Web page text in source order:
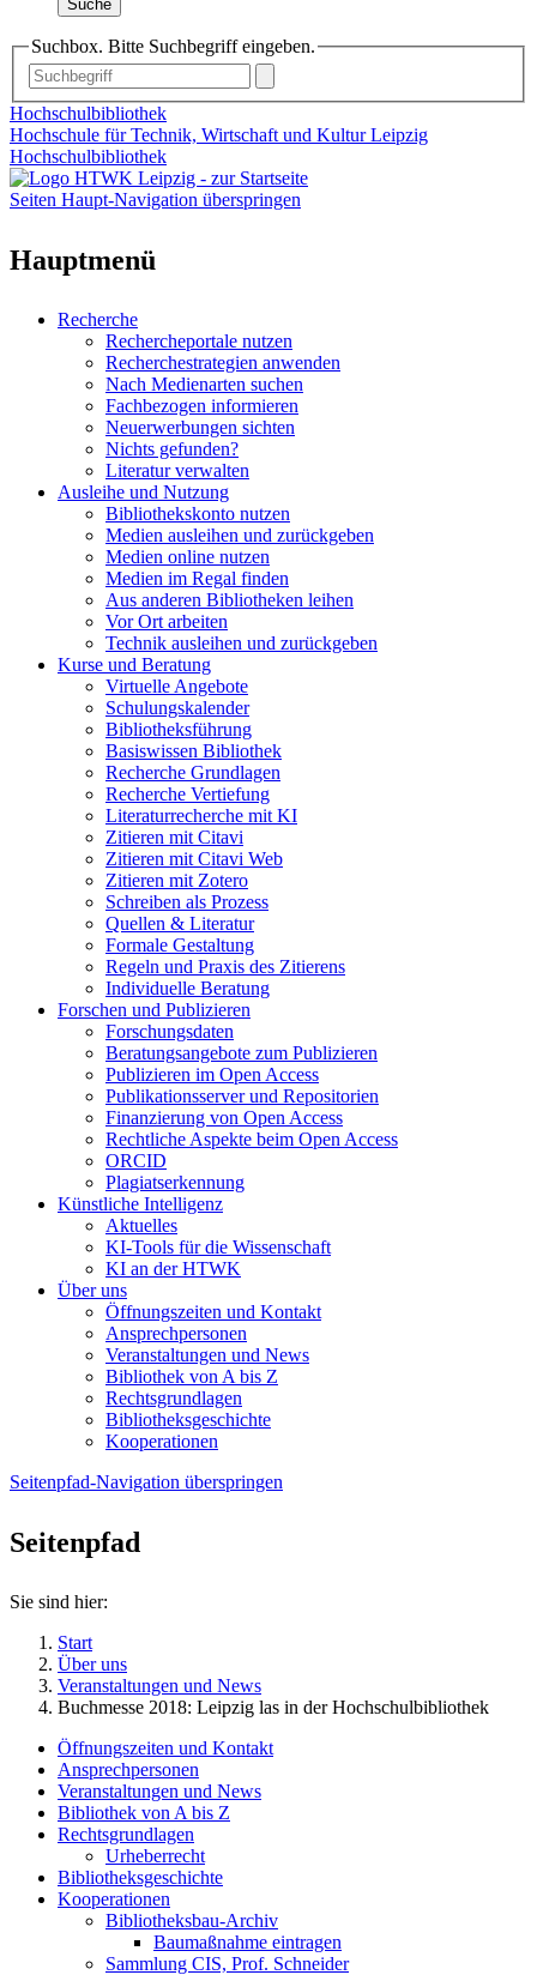
Suche
Suchbox. Bitte Suchbegriff eingeben.
Hochschulbibliothek
Hochschule für Technik, Wirtschaft und Kultur Leipzig
Hochschulbibliothek
Seiten Haupt-Navigation überspringen
Hauptmenü
Recherche
Rechercheportale nutzen
Recherchestrategien anwenden
Nach Medienarten suchen
Fachbezogen informieren
Neuerwerbungen sichten
Nichts gefunden?
Literatur verwalten
Ausleihe und Nutzung
Bibliothekskonto nutzen
Medien ausleihen und zurückgeben
Medien online nutzen
Medien im Regal finden
Aus anderen Bibliotheken leihen
Vor Ort arbeiten
Technik ausleihen und zurückgeben
Kurse und Beratung
Virtuelle Angebote
Schulungskalender
Bibliotheksführung
Basiswissen Bibliothek
Recherche Grundlagen
Recherche Vertiefung
Literaturrecherche mit KI
Zitieren mit Citavi
Zitieren mit Citavi Web
Zitieren mit Zotero
Schreiben als Prozess
Quellen & Literatur
Formale Gestaltung
Regeln und Praxis des Zitierens
Individuelle Beratung
Forschen und Publizieren
Forschungsdaten
Beratungsangebote zum Publizieren
Publizieren im Open Access
Publikationsserver und Repositorien
Finanzierung von Open Access
Rechtliche Aspekte beim Open Access
ORCID
Plagiatserkennung
Künstliche Intelligenz
Aktuelles
KI-Tools für die Wissenschaft
KI an der HTWK
Über uns
Öffnungszeiten und Kontakt
Ansprechpersonen
Veranstaltungen und News
Bibliothek von A bis Z
Rechtsgrundlagen
Bibliotheksgeschichte
Kooperationen
Seitenpfad-Navigation überspringen
Seitenpfad
Sie sind hier:
Start
Über uns
Veranstaltungen und News
Buchmesse 2018: Leipzig las in der Hochschulbibliothek
Öffnungszeiten und Kontakt
Ansprechpersonen
Veranstaltungen und News
Bibliothek von A bis Z
Rechtsgrundlagen
Urheberrecht
Bibliotheksgeschichte
Kooperationen
Bibliotheksbau-Archiv
Baumaßnahme eintragen
Sammlung CIS, Prof. Schneider